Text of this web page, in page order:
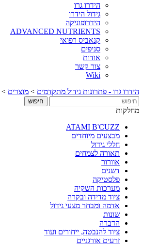
הידרו גרו
גידול הידרו
הידרופוניקה
ADVANCED NUTRIENTS
קנאביס רפואי
סניפים
אודות
צור קשר
Wiki
הידרו גרו - פתרונות גידול מתקדמים > מוצרים >
מחלקות
ATAMI B'CUZZ
מבצעים מיוחדים
חללי גידול
תאורה לצמחים
אוורור
דשנים
פלסטיקה
מערכות השקיה
ציוד מדידה ובקרה
אדמה ומבחר מצעי גידול
שונות
הדברה
ציוד להנבטה, ייחורים ועוד
זרעים אורגניים